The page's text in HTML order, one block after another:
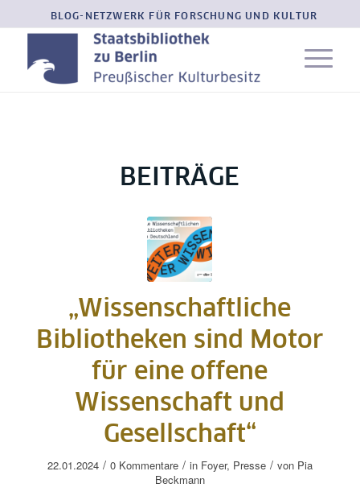
BLOG-NETZWERK FÜR FORSCHUNG UND KULTUR
BEITRÄGE
„Wissenschaftliche
Bibliotheken sind Motor
für eine offene
Wissenschaft und
Gesellschaft“
22.01.2024 / 0 Kommentare / in Foyer, Presse / von Pia
Beckmann